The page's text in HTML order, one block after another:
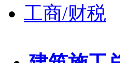
工商/财税